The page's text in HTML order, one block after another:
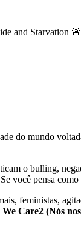
and Starvation
do mundo
o bulling,
você pensa
feministas,
Care2 (Nós